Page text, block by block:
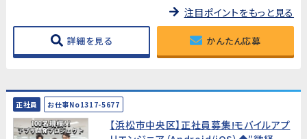
注目ポイントをもっと見る
詳細を見る かんたん応募
正社員 お仕事No1317-5677
【浜松市中央区】正社員募集!モバイルアプ